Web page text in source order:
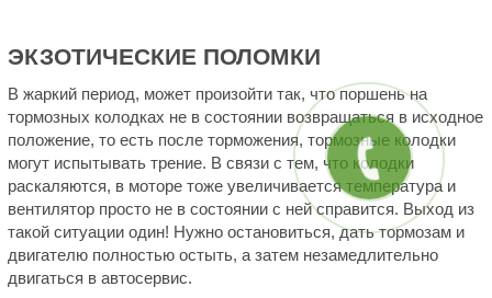
ЭКЗОТИЧЕСКИЕ ПОЛОМКИ
В жаркий период, может произойти так, что поршень на
тормозных колодках не в состоянии возвращаться в исходное
положение, то есть после торможения, тормозные колодки
могут испытывать трение. В связи с тем, что колодки
раскаляются, в моторе тоже увеличивается температура и
вентилятор просто не в состоянии с ней справится. Выход из
такой ситуации один! Нужно остановиться, дать тормозам и
двигателю полностью остыть, а затем незамедлительно
двигаться в автосервис.